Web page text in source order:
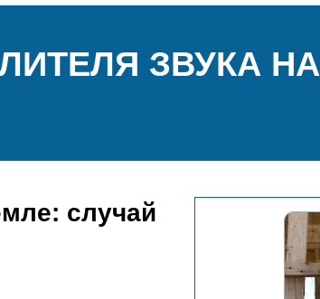
ЗВУКА НА
случай